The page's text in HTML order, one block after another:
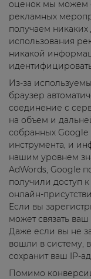
оценок мы можем
рекламных
получаем
использования
никакой
Из-за
браузер
соединение с
на объем и
собранных Google
инструмента, и
нашим уровнем
AdWords, Google
получили доступ
онлайн-
Если вы
может связать
Даже если вы не
вошли в систему,
сохранит ваш IP-
Помимо